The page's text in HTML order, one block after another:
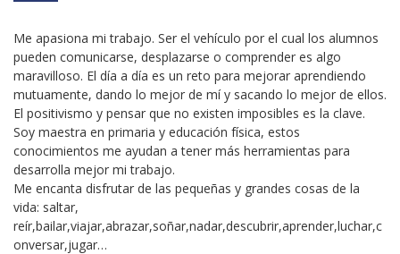
Me apasiona mi trabajo. Ser el vehículo por el cual los alumnos
pueden comunicarse, desplazarse o comprender es algo
maravilloso. El día a día es un reto para mejorar aprendiendo
mutuamente, dando lo mejor de mí y sacando lo mejor de ellos.
El positivismo y pensar que no existen imposibles es la clave.
Soy maestra en primaria y educación física, estos
conocimientos me ayudan a tener más herramientas para
desarrolla mejor mi trabajo.
Me encanta disfrutar de las pequeñas y grandes cosas de la
vida: saltar,
reír,bailar,viajar,abrazar,soñar,nadar,descubrir,aprender,luchar,c
onversar,jugar…